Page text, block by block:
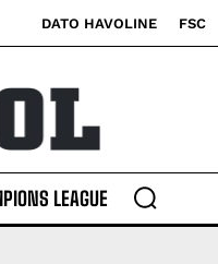
DATO HAVOLINE FSC
LEAGUE